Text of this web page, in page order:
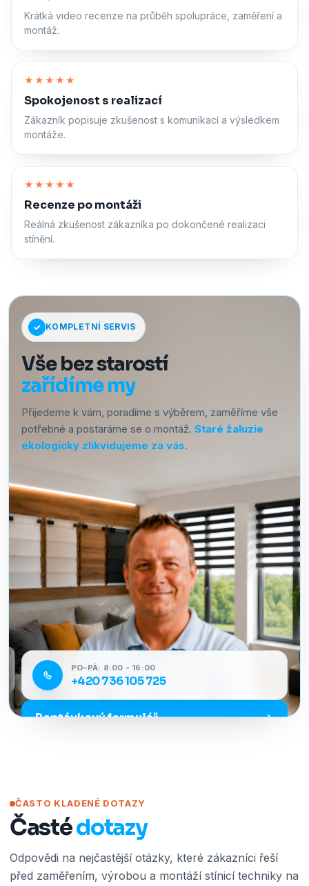
Krátká video recenze na průběh spolupráce, zaměření a
montáž.
★★★★★
Spokojenost s realizací
Zákazník popisuje zkušenost s komunikací a výsledkem
montáže.
★★★★★
Recenze po montáži
Reálná zkušenost zákazníka po dokončené realizaci
stínění.
KOMPLETNÍ SERVIS
Vše bez starostí
zařídíme my
Přijedeme k vám, poradíme s výběrem, zaměříme vše
potřebné a postaráme se o montáž. Staré žaluzie
ekologicky zlikvidujeme za vás.
PO–PÁ: 8:00 - 16:00
+420 736 105 725
Poptávkový formulář
ČASTO KLADENÉ DOTAZY
Častédotazy
Odpovědi na nejčastější otázky, které zákazníci řeší
před zaměřením, výrobou a montáží stínicí techniky na